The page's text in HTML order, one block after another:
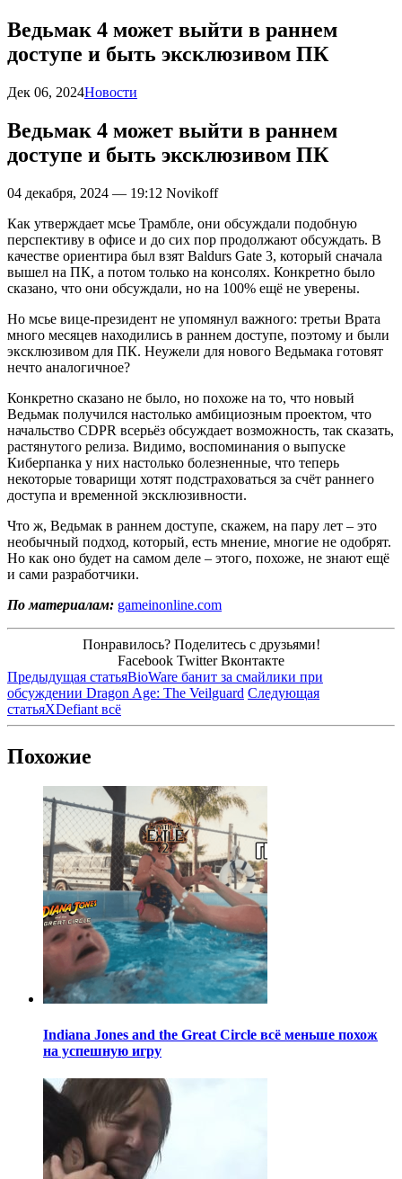
Ведьмак 4 может выйти в раннем
доступе и быть эксклюзивом ПК
Дек 06, 2024Новости
Ведьмак 4 может выйти в раннем
доступе и быть эксклюзивом ПК
04 декабря, 2024 — 19:12 Novikoff
Как утверждает мсье Трамбле, они обсуждали подобную
перспективу в офисе и до сих пор продолжают обсуждать. В
качестве ориентира был взят Baldurs Gate 3, который сначала
вышел на ПК, а потом только на консолях. Конкретно было
сказано, что они обсуждали, но на 100% ещё не уверены.
Но мсье вице-президент не упомянул важного: третьи Врата
много месяцев находились в раннем доступе, поэтому и были
эксклюзивом для ПК. Неужели для нового Ведьмака готовят
нечто аналогичное?
Конкретно сказано не было, но похоже на то, что новый
Ведьмак получился настолько амбициозным проектом, что
начальство CDPR всерьёз обсуждает возможность, так сказать,
растянутого релиза. Видимо, воспоминания о выпуске
Киберпанка у них настолько болезненные, что теперь
некоторые товарищи хотят подстраховаться за счёт раннего
доступа и временной эксклюзивности.
Что ж, Ведьмак в раннем доступе, скажем, на пару лет – это
необычный подход, который, есть мнение, многие не одобрят.
Но как оно будет на самом деле – этого, похоже, не знают ещё
и сами разработчики.
По материалам: gameinonline.com
Понравилось? Поделитесь с друзьями!
Facebook Twitter Вконтакте
Предыдущая статьяBioWare банит за смайлики при
обсуждении Dragon Age: The Veilguard Следующая
статьяXDefiant всё
Похожие
Indiana Jones and the Great Circle всё меньше похож
на успешную игру